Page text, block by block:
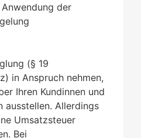
der
(§ 19
in Anspruch nehmen,
Ihren Kundinnen und
ausstellen. Allerdings
Umsatzsteuer
Bei